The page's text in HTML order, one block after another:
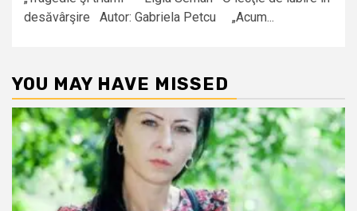
desăvârşire Autor: Gabriela Petcu „Acum...
YOU MAY HAVE MISSED